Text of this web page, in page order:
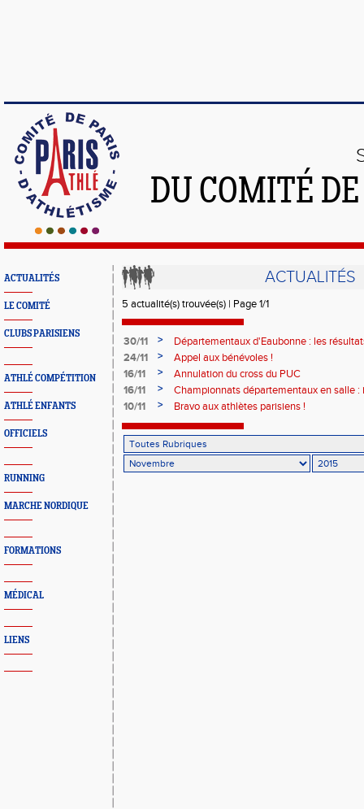
DU COMITÉ
ACTUALITÉS
LE COMITÉ
CLUBS PARISIENS
ATHLÉ COMPÉTITION
ATHLÉ ENFANTS
OFFICIELS
RUNNING
MARCHE NORDIQUE
FORMATIONS
MÉDICAL
LIENS
ACTUALITÉS
5 actualité(s) trouvée(s) | Page 1/1
30/11 >
Départementaux d'Eaubonne : les
24/11
>
Appel aux bénévoles !
16/11
>
Annulation du cross du PUC
16/11
>
Championnats départementaux en salle :
10/11
> Bravo aux athlètes parisiens !